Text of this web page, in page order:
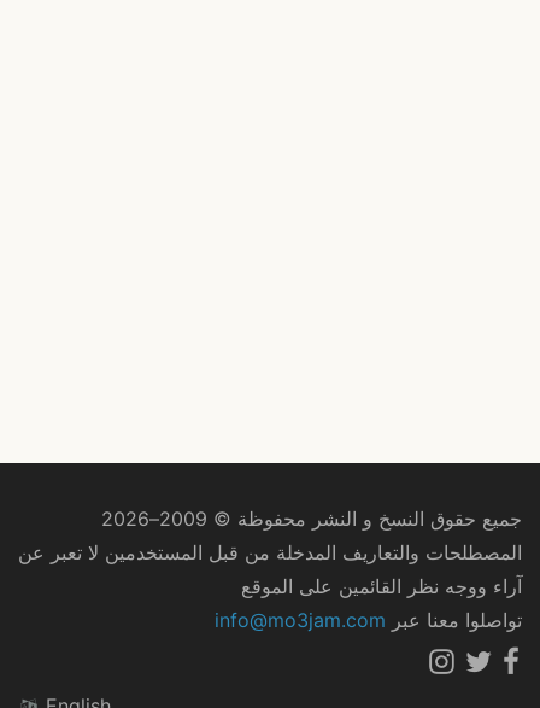
جميع حقوق النسخ و النشر محفوظة © 2009–2026
المصطلحات والتعاريف المدخلة من قبل المستخدمين لا تعبر عن
آراء ووجه نظر القائمين على الموقع
تواصلوا معنا عبر info@mo3jam.com